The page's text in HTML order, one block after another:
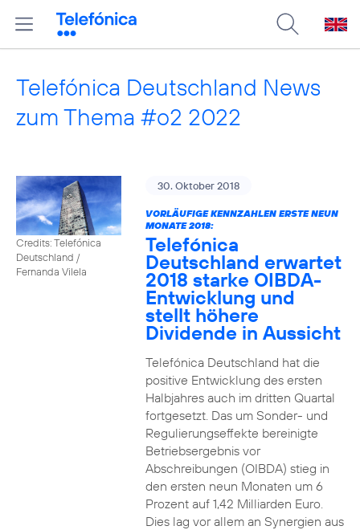
Telefónica Deutschland News
zum Thema #o2 2022
Credits: Telefónica
Deutschland /
Fernanda Vilela
30. Oktober 2018
VORLÄUFIGE KENNZAHLEN ERSTE NEUN
MONATE 2018:
Telefónica
Deutschland erwartet
2018 starke OIBDA-
Entwicklung und
stellt höhere
Dividende in Aussicht
Telefónica Deutschland hat die
positive Entwicklung des ersten
Halbjahres auch im dritten Quartal
fortgesetzt. Das um Sonder- und
Regulierungseffekte bereinigte
Betriebsergebnis vor
Abschreibungen (OIBDA) stieg in
den ersten neun Monaten um 6
Prozent auf 1,42 Milliarden Euro.
Dies lag vor allem an Synergien aus